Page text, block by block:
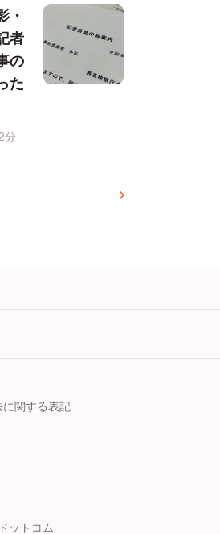
・
者
の
た
分
関する表記
ットコム